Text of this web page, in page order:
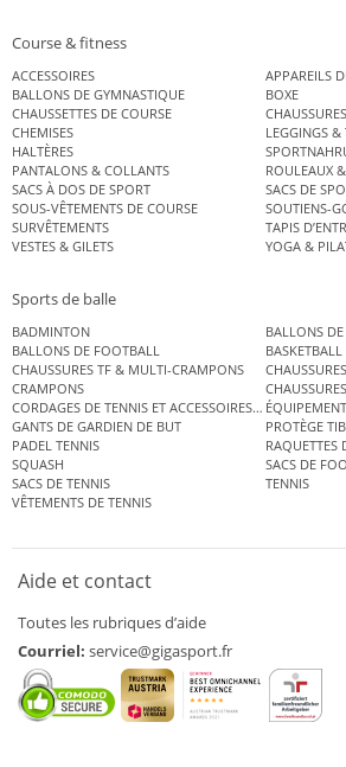
Course & fitness
ACCESSOIRES
APPAREILS
BALLONS DE GYMNASTIQUE
BOXE
CHAUSSETTES DE COURSE
CHAUSSURES
CHEMISES
LEGGINGS &
HALTÈRES
PANTALONS & COLLANTS
ROULEAUX
SACS À DOS DE SPORT
SACS DE
SOUS-VÊTEMENTS DE COURSE
SOUTIENS-
SURVÊTEMENTS
TAPIS
VESTES & GILETS
YOGA &
Sports de balle
BADMINTON
BALLONS
BALLONS DE FOOTBALL
BASKETBALL
CHAUSSURES TF & MULTI-CRAMPONS
CRAMPONS
CORDAGES DE TENNIS ET ACCESSOIRES DE TENNIS
GANTS DE GARDIEN DE BUT
PROTÈGE
PADEL TENNIS
RAQUETTES
SQUASH
SACS DE
SACS DE TENNIS
TENNIS
VÊTEMENTS DE TENNIS
Aide et contact
Toutes les rubriques d’aide
Courriel: service@gigasport.fr